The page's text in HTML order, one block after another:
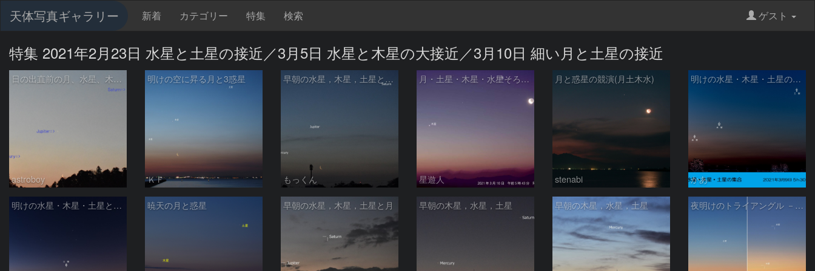
天体写真ギャラリー 新着 カテゴリー 特集 検索 ゲスト
特集 2021年2月23日 水星と土星の接近／3月5日 水星と木星の大接近／3月10日 細い月と土星の接近
日の出直前の月、水星、木星、土星
astroboy
明けの空に昇る月と3惑星
ＫＦ
早朝の水星，木星，土星と月齢27.1の月
もっくん
月・土星・木星・水星そろい踏み
星遊人
月と惑星の競演(月土木水)
stenabi
明けの水星・木星・土星の集合
かあ
明けの水星・木星・土星と月(月齢25.02)の集合 暁天の月と惑星 早朝の水星，木星，土星と月 早朝の木星，水星，土星 早朝の木星，水星，土星 夜明けのトライアングル － 水星・木星・土星（2）